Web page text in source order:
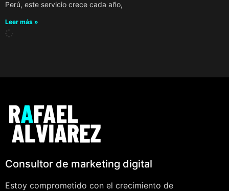
Perú, este servicio crece cada año,
Leer más »
Consultor de marketing digital
Estoy comprometido con el crecimiento de